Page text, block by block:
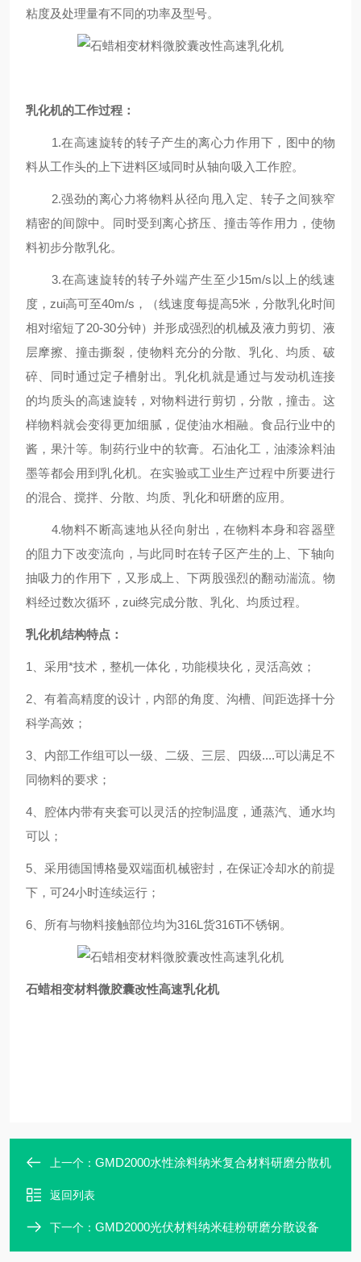
粘度及处理量有不同的功率及型号。
乳化机的工作过程：
1.在高速旋转的转子产生的离心力作用下，图中的物
料从工作头的上下进料区域同时从轴向吸入工作腔。
2.强劲的离心力将物料从径向甩入定、转子之间狭窄
精密的间隙中。同时受到离心挤压、撞击等作用力，使物
料初步分散乳化。
3.在高速旋转的转子外端产生至少15m/s以上的线速
度，zui高可至40m/s，（线速度每提高5米，分散乳化时间
相对缩短了20-30分钟）并形成强烈的机械及液力剪切、液
层摩擦、撞击撕裂，使物料充分的分散、乳化、均质、破
碎、同时通过定子槽射出。乳化机就是通过与发动机连接
的均质头的高速旋转，对物料进行剪切，分散，撞击。这
样物料就会变得更加细腻，促使油水相融。食品行业中的
酱，果汁等。制药行业中的软膏。石油化工，油漆涂料油
墨等都会用到乳化机。在实验或工业生产过程中所要进行
的混合、搅拌、分散、均质、乳化和研磨的应用。
4.物料不断高速地从径向射出，在物料本身和容器壁
的阻力下改变流向，与此同时在转子区产生的上、下轴向
抽吸力的作用下，又形成上、下两股强烈的翻动湍流。物
料经过数次循环，zui终完成分散、乳化、均质过程。
乳化机结构特点：
1、采用*技术，整机一体化，功能模块化，灵活高效；
2、有着高精度的设计，内部的角度、沟槽、间距选择十分
科学高效；
3、内部工作组可以一级、二级、三层、四级....可以满足不
同物料的要求；
4、腔体内带有夹套可以灵活的控制温度，通蒸汽、通水均
可以；
5、采用德国博格曼双端面机械密封，在保证冷却水的前提
下，可24小时连续运行；
6、所有与物料接触部位均为316L货316Ti不锈钢。
石蜡相变材料微胶囊改性高速乳化机
上一个： GMD2000水性涂料纳米复合材料研磨分散机
返回列表
下一个： GMD2000光伏材料纳米硅粉研磨分散设备